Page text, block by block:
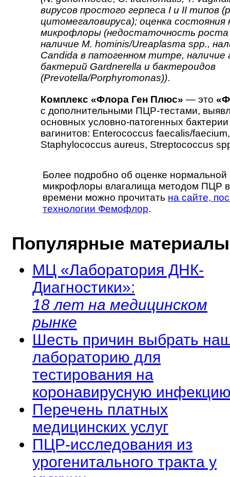
вирусов простого герпеса I и II типов
цитомегаловируса); оценка состояния
микрофлоры (недостаточность
наличие M. hominis/Ureaplasma spp.,
Candida в патогенном титре, наличие
бактерий Gardnerella и бактероидов
(Prevotella/Porphyromonas)).
Комплекс «Флора Ген Плюс» — это
с дополнительными ПЦР-тестами,
основных условно-патогенных
вагинитов: Enterococcus faecalis/
Staphylococcus aureus, Streptococcus
Более подробно об оценке нормальной
микрофлоры влагалища методом ПЦР
времени можно прочитать на сайте,
технологии Фемофлор.
Популярные материалы
МЦ «Лаборатория ДНК-
Диагностики»:
18 лет на медицинском
рынке
Шесть причин выбрать
лабораторию для
тестирования на
коронавирусную
Перечень платных
медицинских услуг
ПЦР-исследования из
урогенитального тракта у